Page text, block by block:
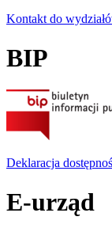
Kontakt do
BIP
Deklaracja
E-urząd